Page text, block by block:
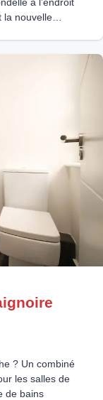
la nouvelle
? Un combiné
les salles de
de bains